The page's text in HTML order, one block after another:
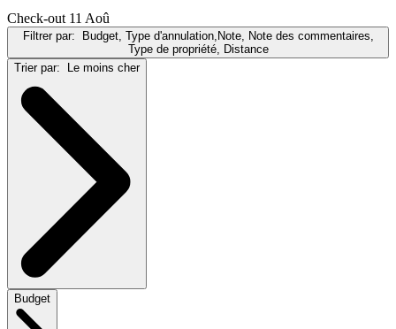
Check-out 11 Aoû
Filtrer par:
Budget, Type d'annulation,Note, Note des commentaires,
Type de propriété, Distance
Trier par:
Le moins cher
Budget